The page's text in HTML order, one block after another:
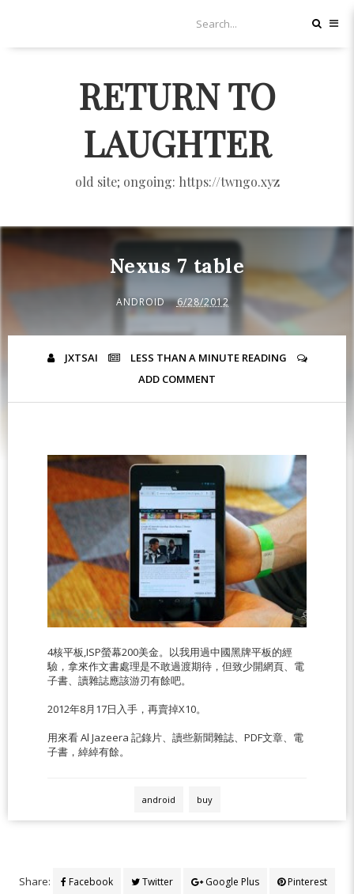
RETURN TO
LAUGHTER
old site; ongoing: https://twngo.xyz
Nexus 7 table
ANDROID 6/28/2012
JXTSAI LESS THAN A MINUTEREADING
ADD COMMENT
4核平板,ISP螢幕200美金。以我用過中國黑牌平板的經
驗，拿來作文書處理是不敢過渡期待，但致少開網頁、電
子書、讀雜誌應該游刃有餘吧。
2012年8月17日入手，再賣掉X10。
用來看 Al Jazeera 記錄片、讀些新聞雜誌、PDF文章、電
子書，綽綽有餘。
android buy
Share: Facebook Twitter Google Plus Pinterest